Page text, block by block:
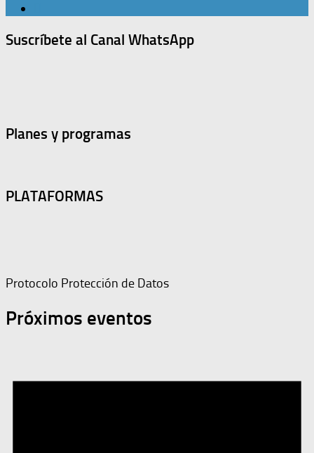
Suscríbete al Canal WhatsApp
Planes y programas
PLATAFORMAS
Protocolo Protección de Datos
Próximos eventos